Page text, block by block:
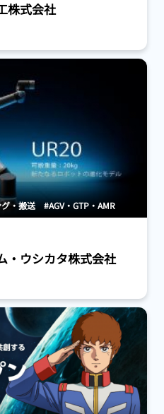
株式会社
・搬送 #AGV・GTP・AMR
・ウシカタ株式会社